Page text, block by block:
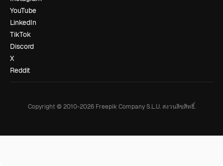
YouTube
LinkedIn
TikTok
Discord
X
Reddit
Copyright © 2010-2026Freepik Company S.L.U. สงวนลิขสิทธิ์.